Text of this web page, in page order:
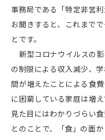
事務局である「特定非営
お聞きすると、これまで
とです。
新型コロナウイルスの
の制限による収入減少、
間が増えたことによる食
に困窮している家庭は増
見た目にはわかりづらい
とのことで、「食」の面